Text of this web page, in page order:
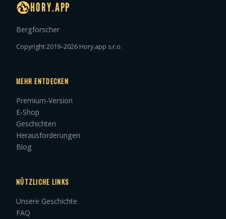
HORY.APP
Bergforscher
Copyright 2019–2026 Hory.app s.r.o.
MEHR ENTDECKEN
Premium-Version
E-Shop
Geschichten
Herausforderungen
Blog
NÜTZLICHE LINKS
Unsere Geschichte
FAQ